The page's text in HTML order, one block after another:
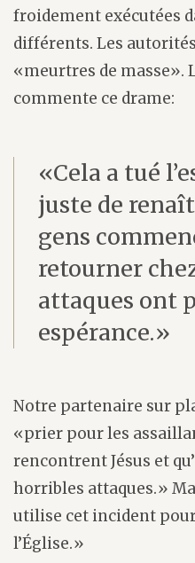
froidement exécutées
différents. Les
«meurtres de masse».
commente ce drame:
«Cela a tué
juste de
gens
retourner
attaques ont
espérance.»
Notre partenaire sur
«prier pour les
rencontrent Jésus et
horribles attaques.»
utilise cet incident
l’Église.»